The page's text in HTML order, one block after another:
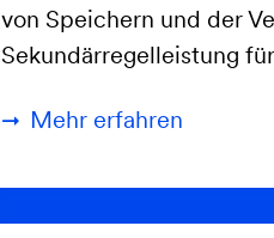
von Speichern und der
Sekundärregelleistung
Mehr erfahren